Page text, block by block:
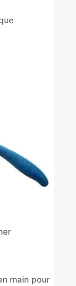
main pour